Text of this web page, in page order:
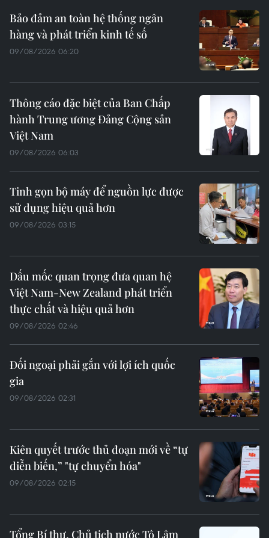
Bảo đảm an toàn hệ thống ngân
hàng và phát triển kinh tế số
09/08/2026 06:20
Thông cáo đặc biệt của Ban Chấp
hành Trung ương Đảng Cộng sản
Việt Nam
09/08/2026 06:03
Tinh gọn bộ máy để nguồn lực được
sử dụng hiệu quả hơn
09/08/2026 03:15
Dấu mốc quan trọng đưa quan hệ
Việt Nam-New Zealand phát triển
thực chất và hiệu quả hơn
09/08/2026 02:46
Đối ngoại phải gắn với lợi ích quốc
gia
09/08/2026 02:31
Kiên quyết trước thủ đoạn mới về “tự
diễn biến,” "tự chuyển hóa"
09/08/2026 02:15
Tổng Bí thư, Chủ tịch nước Tô Lâm